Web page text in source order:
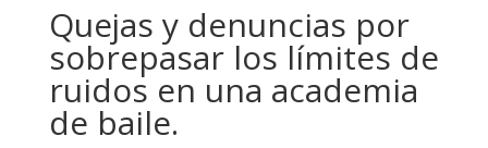
Quejas y denuncias por
sobrepasar los límites de
ruidos en una academia
de baile.